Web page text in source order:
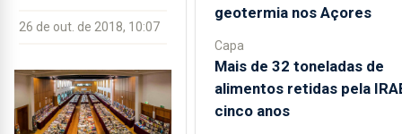
26 de out. de 2018, 10:07
geotermia nos Açores
Capa
Mais de 32 toneladas de
alimentos retidas pela
cinco anos